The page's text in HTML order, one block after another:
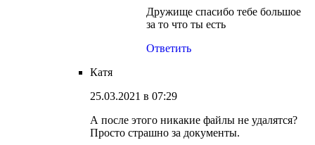
Дружище спасибо тебе большое
за то что ты есть
Ответить
Катя
25.03.2021 в 07:29
А после этого никакие файлы не удалятся?
Просто страшно за документы.